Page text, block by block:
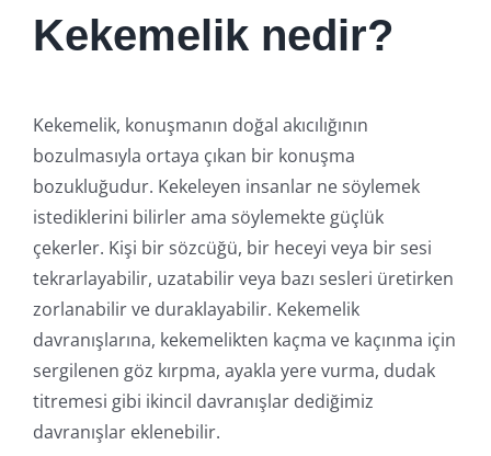
Kekemelik nedir?
Kekemelik, konuşmanın doğal akıcılığının
bozulmasıyla ortaya çıkan bir konuşma
bozukluğudur. Kekeleyen insanlar ne söylemek
istediklerini bilirler ama söylemekte güçlük
çekerler. Kişi bir sözcüğü, bir heceyi veya bir sesi
tekrarlayabilir, uzatabilir veya bazı sesleri üretirken
zorlanabilir ve duraklayabilir. Kekemelik
davranışlarına, kekemelikten kaçma ve kaçınma için
sergilenen göz kırpma, ayakla yere vurma, dudak
titremesi gibi ikincil davranışlar dediğimiz
davranışlar eklenebilir.